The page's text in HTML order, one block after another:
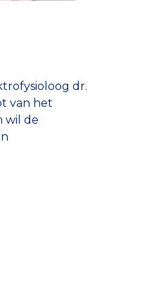
gaat […]
dr.
van het
wil de
individuele
van